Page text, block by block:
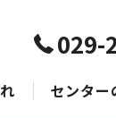
029-
センター